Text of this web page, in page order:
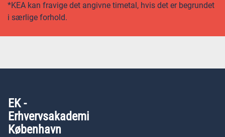
*KEA kan fravige det angivne timetal, hvis det er begrundet
i særlige forhold.
EK -
Erhvervsakademi
København